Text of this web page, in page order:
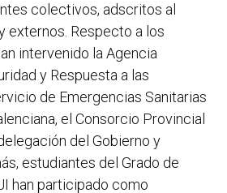
colectivos, adscritos al
externos. Respecto a los
intervenido la Agencia
y Respuesta a las
de Emergencias Sanitarias
el Consorcio Provincial
del Gobierno y
estudiantes del Grado de
han participado como